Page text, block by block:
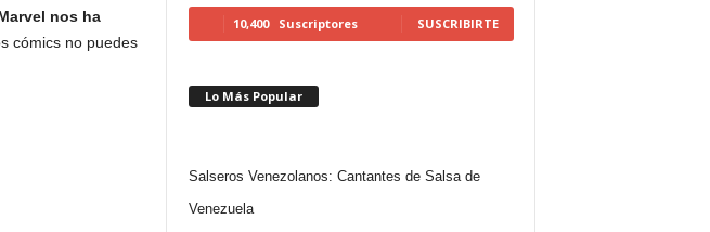
nos ha
cómics no puedes
10,400 Suscriptores SUSCRIBIRTE
Lo Más Popular
Salseros Venezolanos: Cantantes de Salsa de
Venezuela